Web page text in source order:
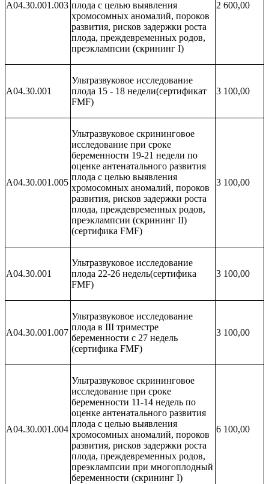
A04.30.001.003 плода с целью выявления
хромосомных аномалий, пороков
развития, рисков задержки роста
плода, преждевременных родов,
преэклампсии (скрининг I)
2 600,00
A04.30.001
Ультразвуковое исследование
плода 15 - 18 недели(сертификат
FMF)
3 100,00
A04.30.001.005
Ультразвуковое скрининговое
исследование при сроке
беременности 19-21 недели по
оценке антенатального развития
плода с целью выявления
хромосомных аномалий, пороков
развития, рисков задержки роста
плода, преждевременных родов,
преэклампсии (скрининг II)
(сертифика FMF)
3 100,00
A04.30.001
Ультразвуковое исследование
плода 22-26 недель(сертифика
FMF)
3 100,00
A04.30.001.007
Ультразвуковое исследование
плода в III триместре
беременности с 27 недель
(сертифика FMF)
3 100,00
A04.30.001.004
Ультразвуковое скрининговое
исследование при сроке
беременности 11-14 недель по
оценке антенатального развития
плода с целью выявления
хромосомных аномалий, пороков
развития, рисков задержки роста
плода, преждевременных родов,
преэклампсии при многоплодный
беременности (скрининг I)
6 100,00